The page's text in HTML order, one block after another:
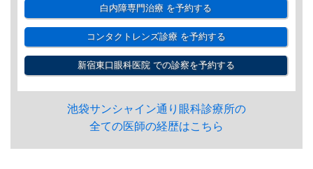
白内障専門治療 を予約する
コンタクトレンズ診療を予約する
新宿東口眼科医院での診察を予約する
池袋サンシャイン通り眼科診療所の
全ての医師の経歴はこちら